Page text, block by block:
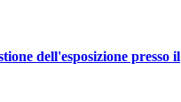
dell'esposizione presso il